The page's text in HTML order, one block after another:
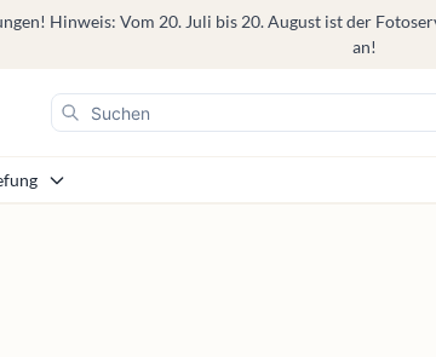
Hinweis: Vom 20. Juli bis 20. August ist der
an!